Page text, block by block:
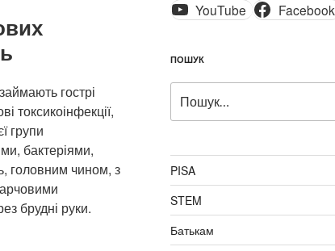
гострі
токсикоінфекції,
групи
бактеріями,
головним чином, з
брудні руки.
YouTube Facebook
ПОШУК
за
запитом:
PISA
STEM
Батькам